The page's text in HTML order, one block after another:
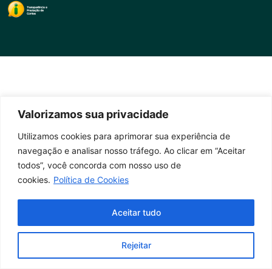
Valorizamos sua privacidade
Utilizamos cookies para aprimorar sua experiência de
navegação e analisar nosso tráfego. Ao clicar em “Aceitar
todos”, você concorda com nosso uso de
cookies. Política de Cookies
Rejeitar
Aceitar tudo